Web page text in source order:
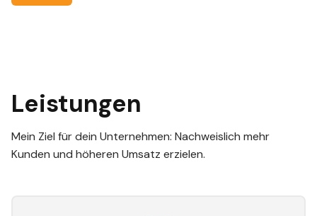
Leistungen
Mein Ziel für dein Unternehmen: Nachweislich mehr
Kunden und höheren Umsatz erzielen.